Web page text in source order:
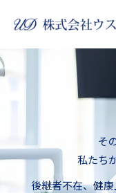
ス
そ
私たち
後継者不在、健